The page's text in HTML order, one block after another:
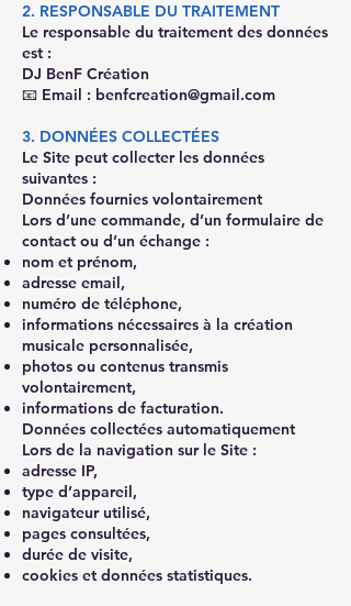
2. RESPONSABLE DU TRAITEMENT
Le responsable du traitement des données
est :
DJ BenF Création
📧 Email : benfcreation@gmail.com
3. DONNÉES COLLECTÉES
Le Site peut collecter les données
suivantes :
Données fournies volontairement
Lors d’une commande, d’un formulaire de
contact ou d’un échange :
nom et prénom,
adresse email,
numéro de téléphone,
informations nécessaires à la création
musicale personnalisée,
photos ou contenus transmis
volontairement,
informations de facturation.
Données collectées automatiquement
Lors de la navigation sur le Site :
adresse IP,
type d’appareil,
navigateur utilisé,
pages consultées,
durée de visite,
cookies et données statistiques.